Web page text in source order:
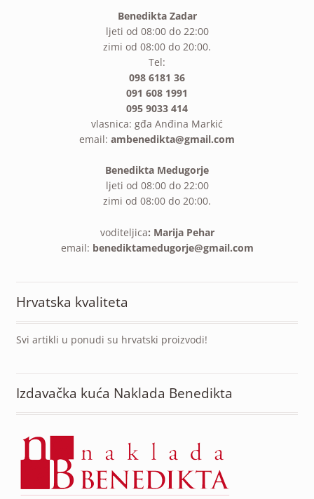
Benedikta Zadar
ljeti od 08:00 do 22:00
zimi od 08:00 do 20:00.
Tel:
098 6181 36
091 608 1991
095 9033 414
vlasnica: gđa Anđina Markić
email: ambenedikta@gmail.com
Benedikta Medugorje
ljeti od 08:00 do 22:00
zimi od 08:00 do 20:00.
voditeljica: Marija Pehar
email: benediktamedugorje@gmail.com
Hrvatska kvaliteta
Svi artikli u ponudi su hrvatski proizvodi!
Izdavačka kuća Naklada Benedikta